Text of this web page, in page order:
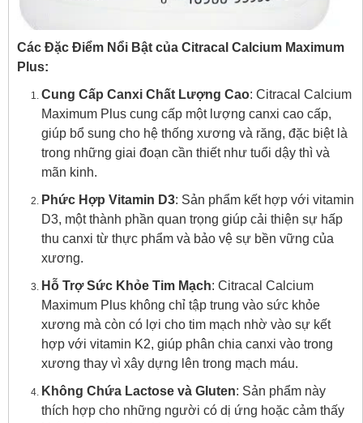
Các Đặc Điểm Nổi Bật của Citracal Calcium Maximum
Plus:
Cung Cấp Canxi Chất Lượng Cao: Citracal Calcium
Maximum Plus cung cấp một lượng canxi cao cấp,
giúp bổ sung cho hệ thống xương và răng, đặc biệt là
trong những giai đoạn cần thiết như tuổi dậy thì và
mãn kinh.
Phức Hợp Vitamin D3: Sản phẩm kết hợp với vitamin
D3, một thành phần quan trọng giúp cải thiện sự hấp
thu canxi từ thực phẩm và bảo vệ sự bền vững của
xương.
Hỗ Trợ Sức Khỏe Tim Mạch: Citracal Calcium
Maximum Plus không chỉ tập trung vào sức khỏe
xương mà còn có lợi cho tim mạch nhờ vào sự kết
hợp với vitamin K2, giúp phân chia canxi vào trong
xương thay vì xây dựng lên trong mạch máu.
Không Chứa Lactose và Gluten: Sản phẩm này
thích hợp cho những người có dị ứng hoặc cảm thấy